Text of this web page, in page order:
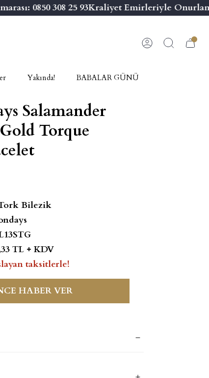
0850 308 25 93 Kraliyet Emirleriyle
Yakında! BABALAR GÜNÜ
Salamander
Torque
Bilezik
TL + KDV
taksitlerle!
HABER VER